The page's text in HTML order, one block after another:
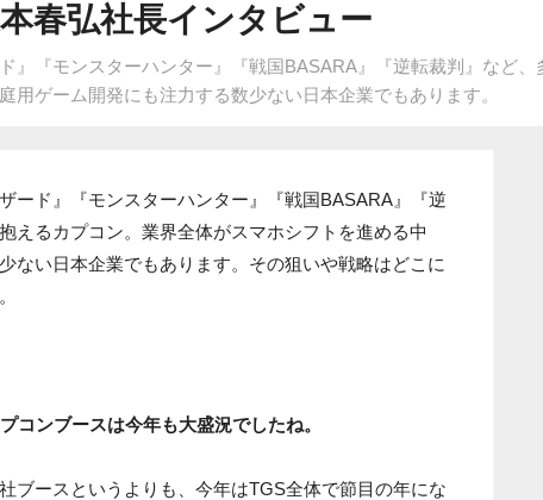
春弘社長インタビュー
』『モンスターハンター』『戦国BASARA』『逆転裁判』など、
用ゲーム開発にも注力する数少ない日本企業でもあります。
ード』『モンスターハンター』『戦国BASARA』『逆
えるカプコン。業界全体がスマホシフトを進める中
ない日本企業でもあります。その狙いや戦略はどこに
ンブースは今年も大盛況でしたね。
ブースというよりも、今年はTGS全体で節目の年にな